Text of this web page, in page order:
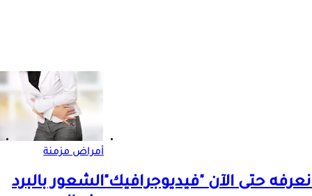
حتى الآن "فيديوجرافيك"
أمراض مزمنة
الشعور بالبرد